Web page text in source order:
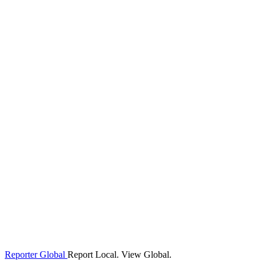
Reporter Global Report Local. View Global.